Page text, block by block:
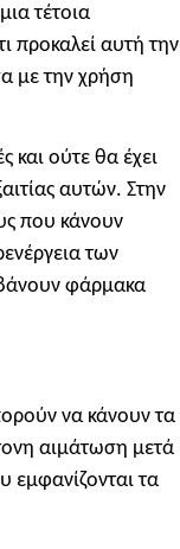
τέτοια
προκαλεί αυτή την
με την χρήση
και ούτε θα έχει
αυτών. Στην
που κάνουν
των
φάρμακα
να κάνουν τα
αιμάτωση μετά
εμφανίζονται τα